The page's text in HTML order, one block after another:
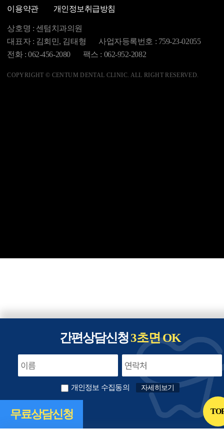
간편상담신청3초면 OK
개인정보 수집동의 자세히보기
이용약관 개인정보취급방침
상호명 : 센텀치과의원
대표자 : 김회민, 김태형
사업자등록번호 : 759-23-02055
전화 : 062-456-2080
팩스 : 062-952-2082
COPYRIGHT © CENTUM DENTAL CLINIC. ALL RIGHT RESERVED.